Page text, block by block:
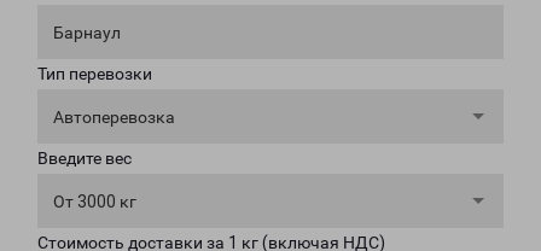
Барнаул
Тип перевозки
Автоперевозка
Введите вес
От 3000 кг
Стоимость доставки за 1 кг (включая НДС)